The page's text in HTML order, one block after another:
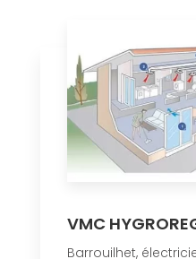
VMC
Barrouilhet,